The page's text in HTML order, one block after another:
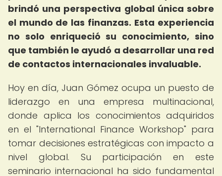
brindó una perspectiva global única sobre
el mundo de las finanzas. Esta experiencia
no solo enriqueció su conocimiento, sino
que también le ayudó a desarrollar una red
de contactos internacionales invaluable.
Hoy en día, Juan Gómez ocupa un puesto de
liderazgo en una empresa multinacional,
donde aplica los conocimientos adquiridos
en el "International Finance Workshop" para
tomar decisiones estratégicas con impacto a
nivel global. Su participación en este
seminario internacional ha sido fundamental